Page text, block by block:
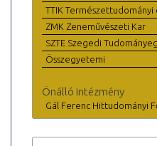
TTIK
ZMK Zeneművészeti Kar
SZTE Szegedi
Összegyetemi
Önálló intézmény
Gál Ferenc Hittudományi